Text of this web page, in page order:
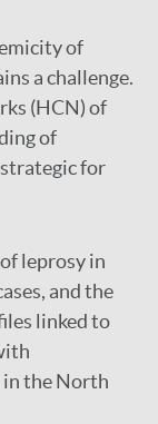
of
a challenge.
(HCN) of
of
for
leprosy in
and the
linked to
in the North